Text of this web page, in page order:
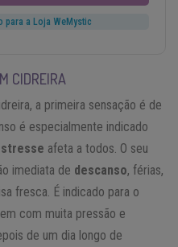
para a Loja WeMystic
CIDREIRA
a primeira sensação é de
é especialmente indicado
afeta a todos. O seu
imediata de descanso, férias,
fresca. É indicado para o
com muita pressão e
de um dia longo de